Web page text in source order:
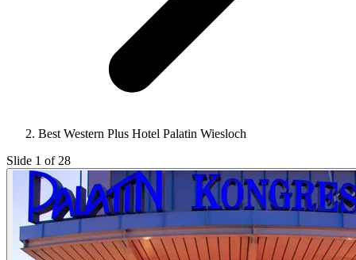
Best Western Plus Hotel Palatin Wiesloch
Slide 1 of 28